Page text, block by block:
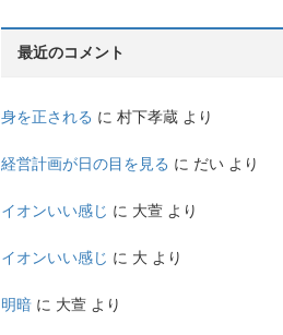
最近のコメント
身を正される に 村下孝蔵 より
経営計画が日の目を見る に だい より
イオンいい感じ に 大萱 より
イオンいい感じ に 大 より
明暗 に 大萱 より